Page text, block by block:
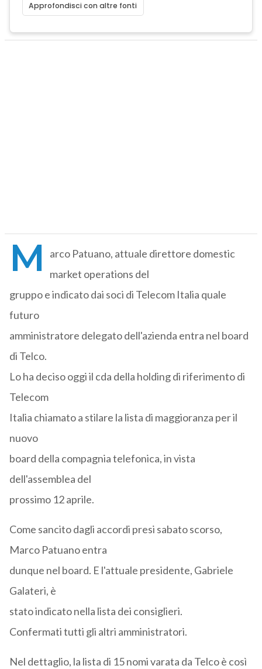
Approfondisci con altre fonti
M
arco Patuano, attuale direttore domestic
market operations del
gruppo e indicato dai soci di Telecom Italia quale
futuro
amministratore delegato dell'azienda entra nel board
di Telco.
Lo ha deciso oggi il cda della holding di riferimento di
Telecom
Italia chiamato a stilare la lista di maggioranza per il
nuovo
board della compagnia telefonica, in vista
dell'assemblea del
prossimo 12 aprile.
Come sancito dagli accordi presi sabato scorso,
Marco Patuano entra
dunque nel board. E l'attuale presidente, Gabriele
Galateri, è
stato indicato nella lista dei consiglieri.
Confermati tutti gli altri amministratori.
Nel dettaglio, la lista di 15 nomi varata da Telco è così